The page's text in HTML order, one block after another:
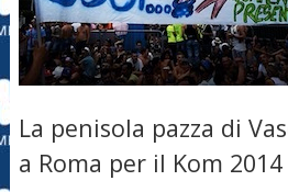
La penisola pazza di
a Roma per il Kom 2014